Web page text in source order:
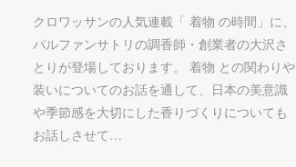
クロワッサンの人気連載「 着物 の時間」に、
パルファンサトリの調香師・創業者の大沢さ
とりが登場しております。 着物 との関わりや
装いについてのお話を通して、日本の美意識
や季節感を大切にした香りづくりについても
お話しさせて…